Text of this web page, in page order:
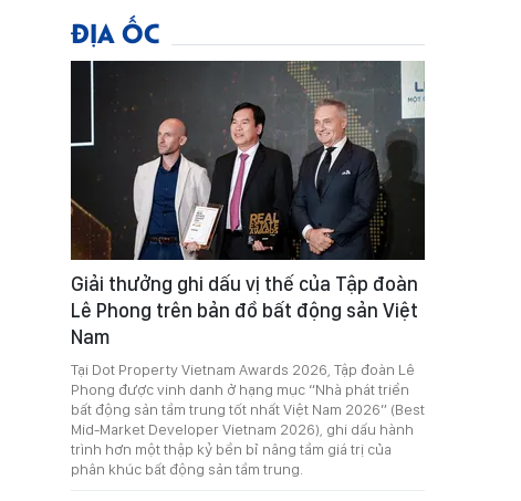
ĐỊA ỐC
Giải thưởng ghi dấu vị thế của Tập đoàn
Lê Phong trên bản đồ bất động sản Việt
Nam
Tại Dot Property Vietnam Awards 2026, Tập đoàn Lê
Phong được vinh danh ở hạng mục “Nhà phát triển
bất động sản tầm trung tốt nhất Việt Nam 2026” (Best
Mid-Market Developer Vietnam 2026), ghi dấu hành
trình hơn một thập kỷ bền bỉ nâng tầm giá trị của
phân khúc bất động sản tầm trung.